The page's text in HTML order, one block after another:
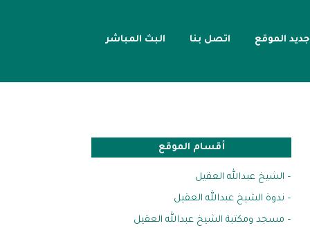
جديد الموقع اتصل بنا البث المباشر
أقسام الموقع
– الشيخ عبدالله العقيل
– ندوة الشيخ عبدالله العقيل
– مسجد ومكتبة الشيخ عبدالله العقيل